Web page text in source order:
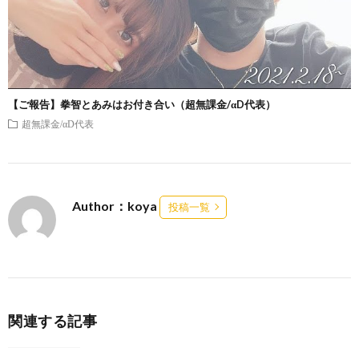
【ご報告】拳智とあみはお付き合い（超無課金/αD代表）
超無課金/αD代表
Author：koya 投稿一覧
関連する記事